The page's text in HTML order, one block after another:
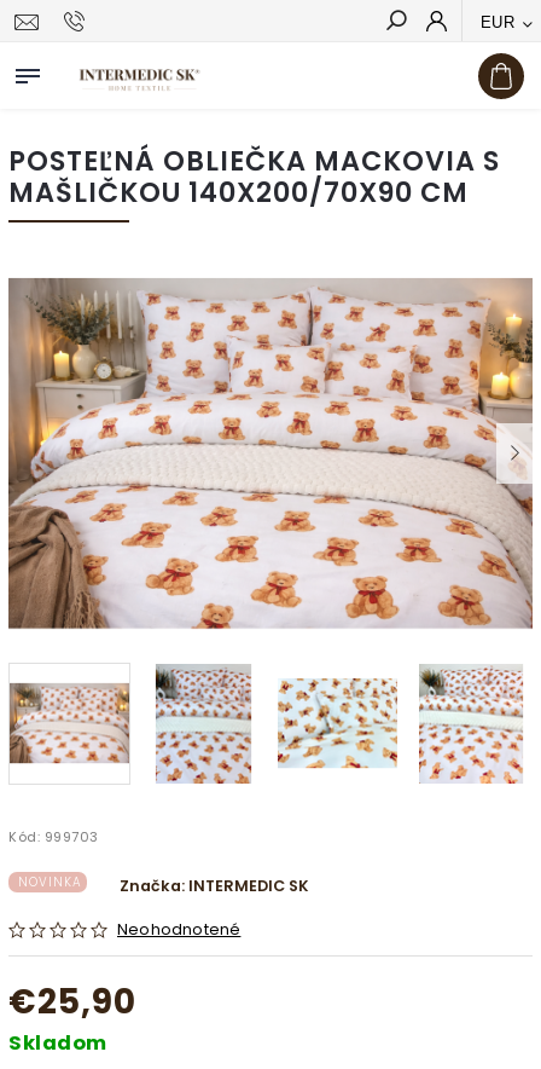
EUR
Hľadať
POSTEĽNÁ OBLIEČKA MACKOVIA S
MAŠLIČKOU 140X200/70X90 CM
Kód: 999703
NOVINKA
Neohodnotené
Značka: INTERMEDIC SK
€25,90
Skladom